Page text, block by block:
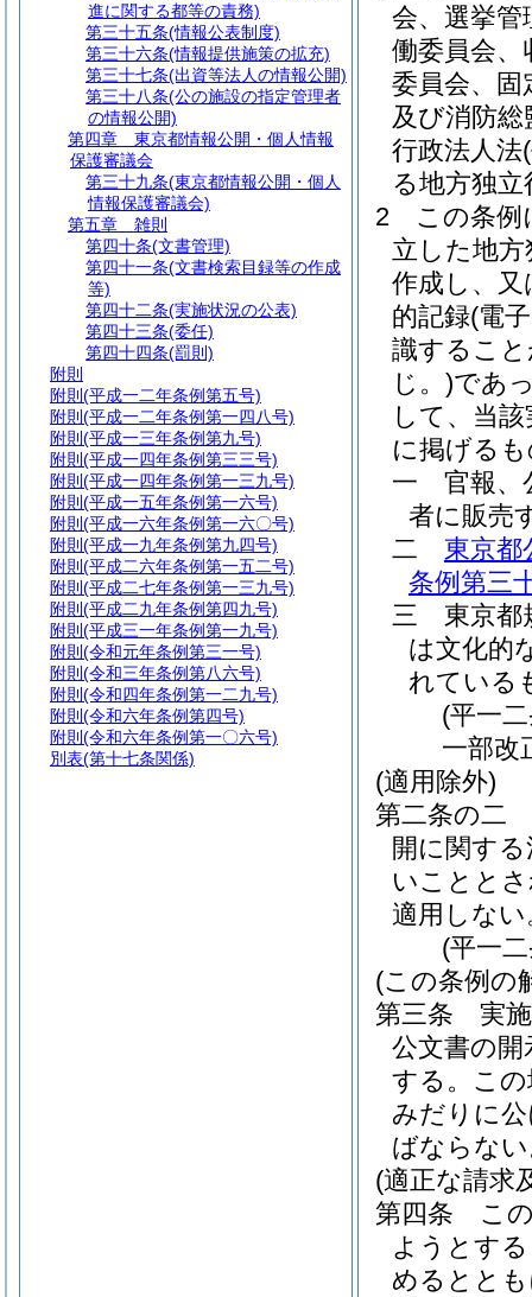
会、選挙管
働委員会、
委員会、固
及び消防
行政法人法
る地方独
2
この条例
立した地
作成し、
的記録(電
識するこ
じ。)であ
して、当
に掲げる
一
官報、
者に販売
二
東京都
条例第三
三
東京都
は文化的
れている
(平一
一部改
(適用除外)
第二条の二
開に関する
いことと
適用しない
(平一
(この条例の
第三条
実
公文書の
する。 こ
みだりに
ばならな
(適正な請求
第四条
こ
ようとす
めるとと
進に関する都等の責務)
第三十五条(情報公表制度)
第三十六条(情報提供施策の拡充)
第三十七条(出資等法人の情報公開)
第三十八条(公の施設の指定管理者
の情報公開)
第四章
東京都情報公開・個人情報
保護審議会
第三十九条(東京都情報公開・個人
情報保護審議会)
第五章
雑則
第四十条(文書管理)
第四十一条(文書検索目録等の作成
等)
第四十二条(実施状況の公表)
第四十三条(委任)
第四十四条(罰則)
附則
附則 (平成一二年条例第五号)
附則 (平成一二年条例第一四八号)
附則 (平成一三年条例第九号)
附則 (平成一四年条例第三三号)
附則 (平成一四年条例第一三九号)
附則 (平成一五年条例第一六号)
附則 (平成一六年条例第一六〇号)
附則 (平成一九年条例第九四号)
附則 (平成二六年条例第一五二号)
附則 (平成二七年条例第一三九号)
附則 (平成二九年条例第四九号)
附則 (平成三一年条例第一九号)
附則 (令和元年条例第三一号)
附則 (令和三年条例第八六号)
附則 (令和四年条例第一二九号)
附則 (令和六年条例第四号)
附則 (令和六年条例第一〇六号)
別表(第十七条関係)